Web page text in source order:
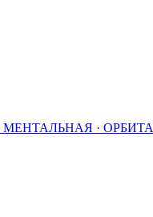
МЕНТАЛЬНАЯ · ОРБИТА